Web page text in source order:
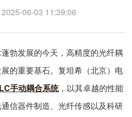
06-03 11:39:06
勃发展的今天，高精度的光纤耦
的重要基石。复坦希（北京）电
手动耦合系统，以其卓越的性能
信器件制造、光纤传感以及科研